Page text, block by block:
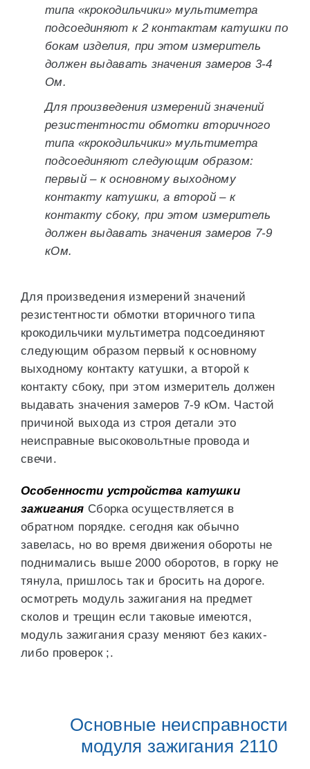
типа «крокодильчики» мультиметра
подсоединяют к 2 контактам катушки по
бокам изделия, при этом измеритель
должен выдавать значения замеров 3-4
Ом.
Для произведения измерений значений
резистентности обмотки вторичного
типа «крокодильчики» мультиметра
подсоединяют следующим образом:
первый – к основному выходному
контакту катушки, а второй – к
контакту сбоку, при этом измеритель
должен выдавать значения замеров 7-9
кОм.
Для произведения измерений значений
резистентности обмотки вторичного типа
крокодильчики мультиметра подсоединяют
следующим образом первый к основному
выходному контакту катушки, а второй к
контакту сбоку, при этом измеритель должен
выдавать значения замеров 7-9 кОм. Частой
причиной выхода из строя детали это
неисправные высоковольтные провода и
свечи.
Особенности устройства катушки
зажигания Сборка осуществляется в
обратном порядке. сегодня как обычно
завелась, но во время движения обороты не
поднимались выше 2000 оборотов, в горку не
тянула, пришлось так и бросить на дороге.
осмотреть модуль зажигания на предмет
сколов и трещин если таковые имеются,
модуль зажигания сразу меняют без каких-
либо проверок ;.
Основные неисправности
модуля зажигания 2110